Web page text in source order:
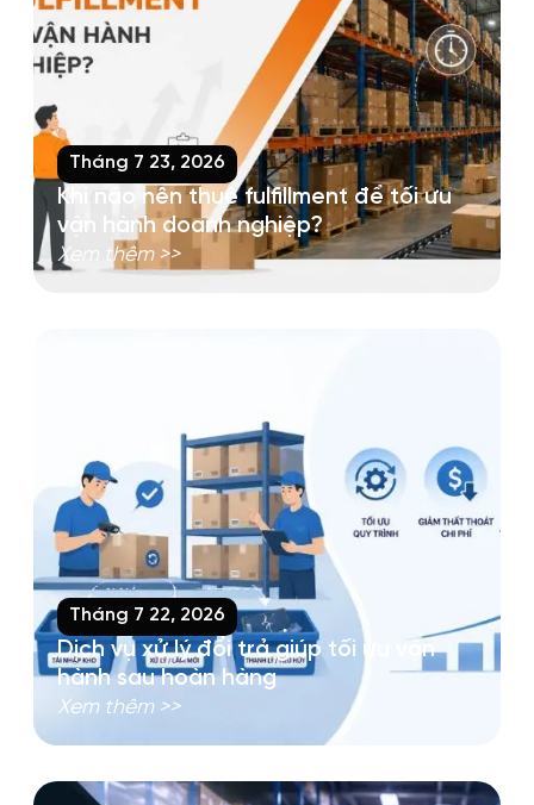
Tháng 7 23, 2026
Khi nào nên thuê fulfillment để tối ưu
vận hành doanh nghiệp?
Xem thêm >>
Tháng 7 22, 2026
Dịch vụ xử lý đổi trả giúp tối ưu vận
hành sau hoàn hàng
Xem thêm >>